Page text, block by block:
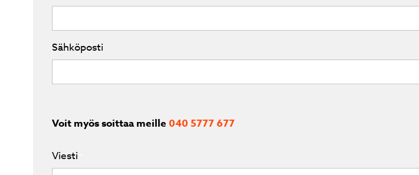
Sähköposti
Voit myös soittaa meille 040 5777 677
Viesti